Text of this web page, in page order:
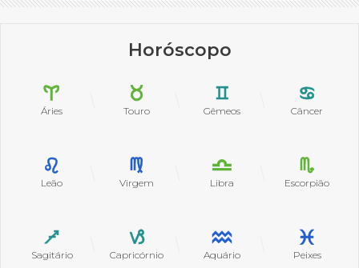
Horóscopo
Áries Touro Gêmeos Câncer
Leão Virgem Libra Escorpião
Sagitário Capricórnio Aquário Peixes